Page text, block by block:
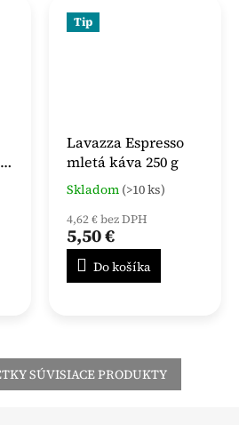
Tip
Lavazza Espresso
mletá káva 250 g
Priemerné
produktu
je
4,0
Skladom (>10 ks)
4,62 € bez DPH
5,50 €
Do košíka
SÚVISIACE PRODUKTY